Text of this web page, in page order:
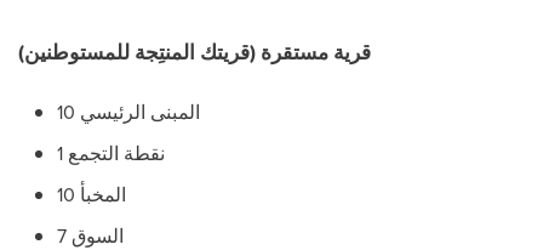
قرية مستقرة (قريتك المنتِجة للمستوطنين)
المبنى الرئيسي 10
نقطة التجمع 1
المخبأ 10
السوق 7